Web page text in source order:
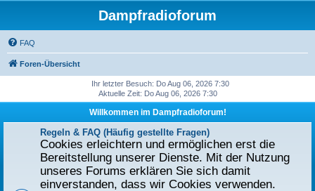
Dampfradioforum
FAQ
Foren-Übersicht
Ihr letzter Besuch: Do Aug 06, 2026 7:30
Aktuelle Zeit: Do Aug 06, 2026 7:30
Willkommen im Dampfradioforum!
Regeln & FAQ (Häufig gestellte Fragen)
Cookies erleichtern und ermöglichen erst die
Bereitstellung unserer Dienste. Mit der Nutzung
unseres Forums erklären Sie sich damit
einverstanden, dass wir Cookies verwenden.